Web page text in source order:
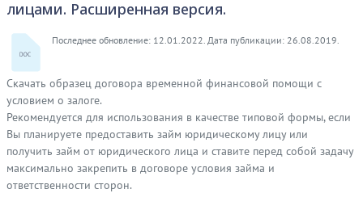
лицами. Расширенная версия.
Последнее обновление: 12.01.2022. Дата публикации: 26.08.2019.
Скачать образец договора временной финансовой помощи с
условием о залоге.
Рекомендуется для использования в качестве типовой формы, если
Вы планируете предоставить займ юридическому лицу или
получить займ от юридического лица и ставите перед собой задачу
максимально закрепить в договоре условия займа и
ответственности сторон.